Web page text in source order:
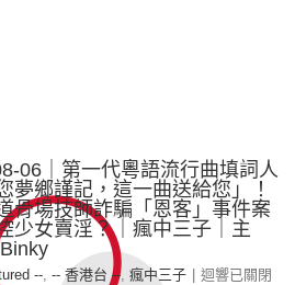
06｜第一代粵語流行曲填詞人
夢鄉謹記，這一曲送給您」！
骨場技師詐騙「恩客」事件案
少女賣淫？｜瘋中三子｜主
--, -- 香港台 --, 瘋中三子 迴響已關閉